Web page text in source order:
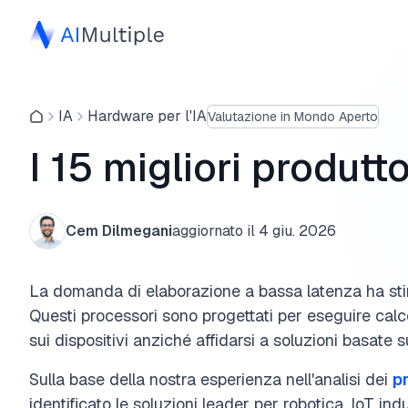
IA Hardware per l'IAValutazione in Mondo Aperto
I 15 migliori
Cem Dilmeganiaggiornato il 4 giu. 2026
La domanda di elaborazione a bassa latenza ha
Questi processori sono progettati per eseguire
sui dispositivi anziché affidarsi a soluzioni basate
Sulla base della nostra esperienza nell'analisi dei